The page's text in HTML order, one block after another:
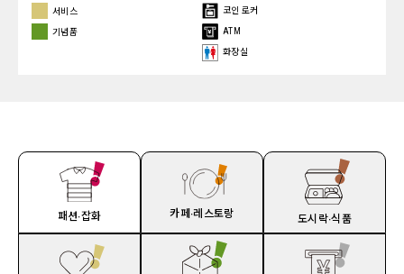
서비스
기념품
코인 로커
ATM
화장실
패션∙잡화 카페∙레스토랑 도시락∙식품